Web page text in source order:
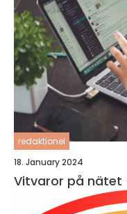
redaktionel
18. January 2024
Vitvaror på nätet